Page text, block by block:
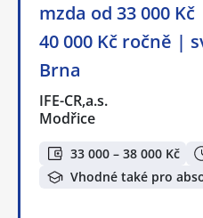
mzda od 33 000
40 000 Kč ročně |
Brna
IFE-CR,a.s.
Modřice
33 000 – 38 000 Kč
Vhodné také pro